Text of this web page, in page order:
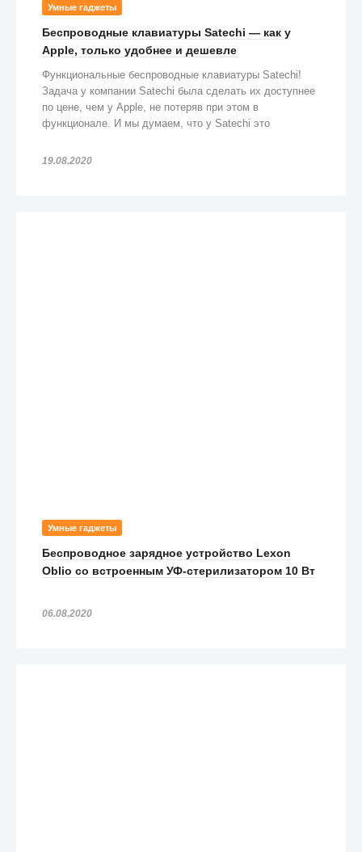
Умные гаджеты
Беспроводные клавиатуры Satechi — как у
Apple, только удобнее и дешевле
Функциональные беспроводные клавиатуры Satechi!
Задача у компании Satechi была сделать их доступнее
по цене, чем у Apple, не потеряв при этом в
функционале. И мы думаем, что у Satechi это
19.08.2020
Умные гаджеты
Беспроводное зарядное устройство Lexon
Oblio со встроенным УФ-стерилизатором 10 Вт
06.08.2020